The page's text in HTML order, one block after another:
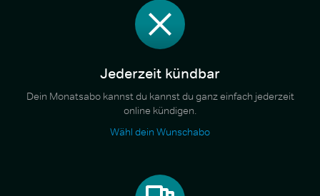
Jederzeit kündbar
Dein Monatsabo kannst du kannst du ganz einfach jederzeit
online kündigen.
Wähl dein Wunschabo